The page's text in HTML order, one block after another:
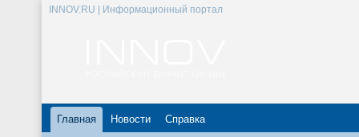
INNOV.RU | Информационный портал
Главная Новости Справка